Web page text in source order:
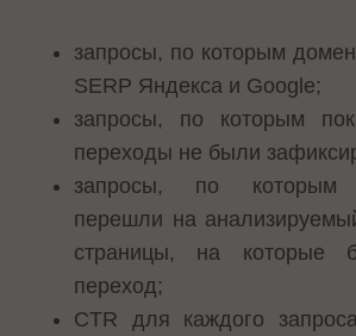
запросы, по которым
SERP Яндекса и Google;
запросы, по которым
переходы не были
запросы, по которым
перешли на
страницы, на которые
переход;
CTR для каждого